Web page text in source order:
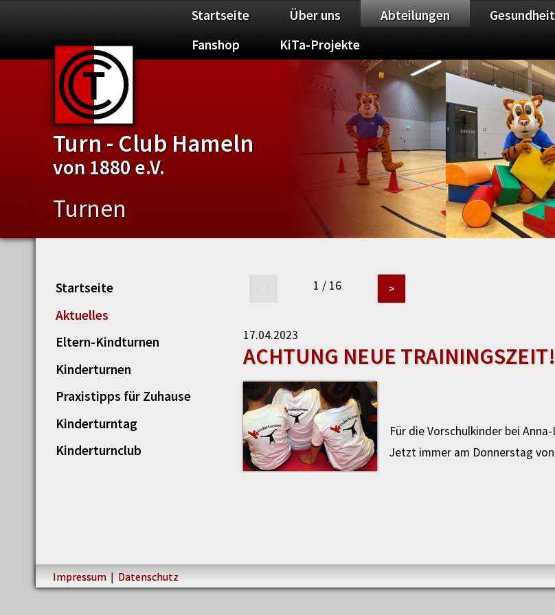
Startseite Über uns Abteilungen
Fanshop
KiTa-Projekte
Turn - Club Hameln
von 1880 e.V.
Turnen
Startseite
Aktuelles
Eltern-Kindturnen
Kinderturnen
Praxistipps für Zuhause
Kinderturntag
Kinderturnclub
1 / 16 >
17.04.2023
ACHTUNG NEUE TRAININGSZEIT!
Für die Vorschulkinder bei
Jetzt immer am Donnerstag
Impressum|Datenschutz